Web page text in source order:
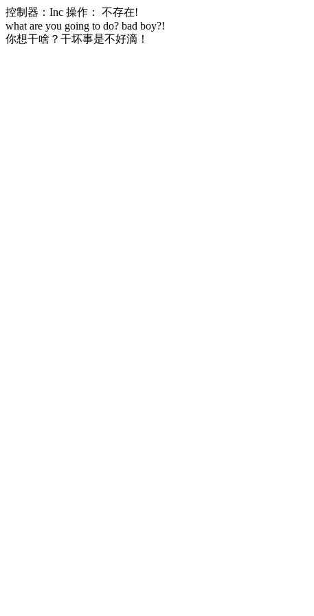
控制器：Inc 操作： 不存在!
what are you going to do? bad boy?!
你想干啥？干坏事是不好滴！